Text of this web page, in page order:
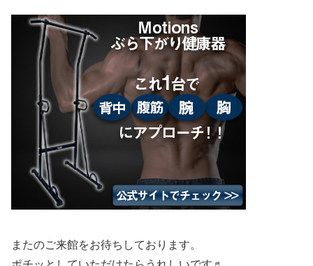
またのご来館をお待ちしております。